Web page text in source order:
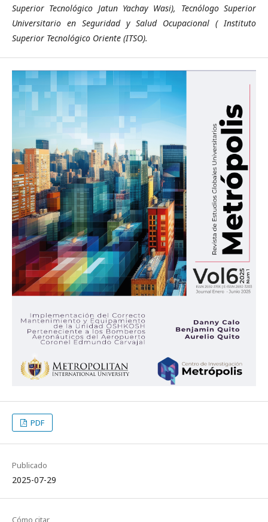
Superior Tecnológico Jatun Yachay Wasi), Tecnólogo Superior
Universitario en Seguridad y Salud Ocupacional ( Instituto
Superior Tecnológico Oriente (ITSO).
PDF
Publicado
2025-07-29
Cómo citar